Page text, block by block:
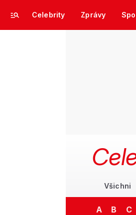
Celebrity Zprávy
Všichni
A B C